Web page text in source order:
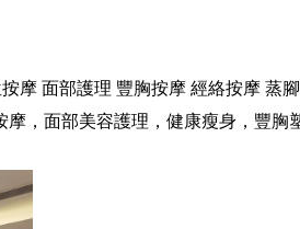
摩面部護理 豐胸按摩經絡按摩蒸